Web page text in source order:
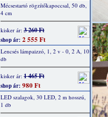
Mécsestartó rögzítőkapoccsal, 50 db,
4 cm
kisker ár: 3 260 Ft
shop ár: 2 555 Ft
Lencsés lámpaizzó, 1, 2 v - 0, 2 A, 10
db
kisker ár: 1 465 Ft
shop ár: 980 Ft
LED szalagok, 30 LED, 2 m hosszú,
1 db